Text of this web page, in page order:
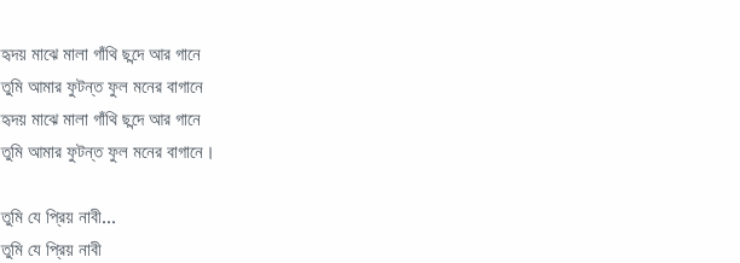
হৃদয় মাঝে মালা গাঁথি ছন্দে আর গানে
তুমি আমার ফুটন্ত ফুল মনের বাগানে
হৃদয় মাঝে মালা গাঁথি ছন্দে আর গানে
তুমি আমার ফুটন্ত ফুল মনের বাগানে।
তুমি যে প্রিয় নাবী...
তুমি যে প্রিয় নাবী